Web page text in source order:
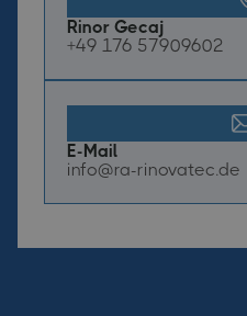
Rinor Gecaj
+49 176 57909602
E-Mail
info@ra-rinovatec.de